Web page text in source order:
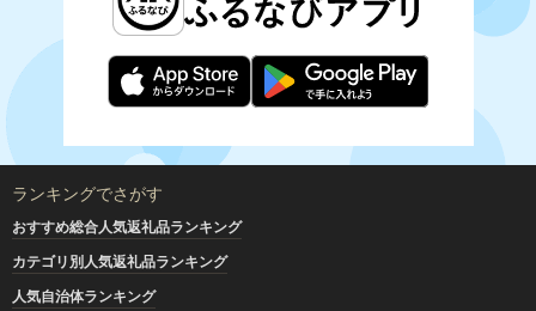
ランキングでさがす
おすすめ総合人気返礼品ランキング
カテゴリ別人気返礼品ランキング
人気自治体ランキング